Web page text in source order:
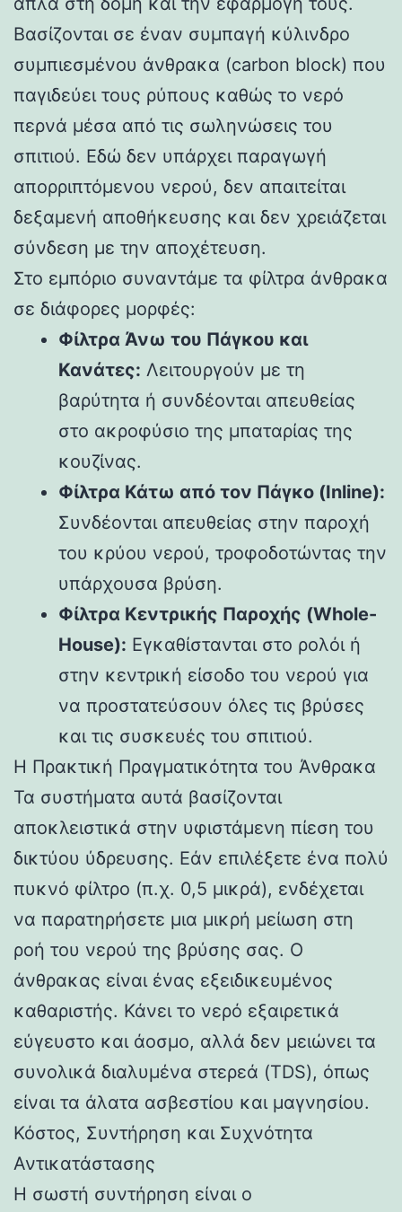
Βασίζονται σε έναν συμπαγή κύλινδρο
συμπιεσμένου άνθρακα (carbon block) που
παγιδεύει τους ρύπους καθώς το νερό
περνά μέσα από τις σωληνώσεις του
σπιτιού. Εδώ δεν υπάρχει παραγωγή
απορριπτόμενου νερού, δεν απαιτείται
δεξαμενή αποθήκευσης και δεν χρειάζεται
σύνδεση με την αποχέτευση.
Στο εμπόριο συναντάμε τα φίλτρα άνθρακα
σε διάφορες μορφές:
Φίλτρα Άνω του Πάγκου και
Κανάτες: Λειτουργούν με τη
βαρύτητα ή συνδέονται απευθείας
στο ακροφύσιο της μπαταρίας της
κουζίνας.
Φίλτρα Κάτω από τον Πάγκο (Inline):
Συνδέονται απευθείας στην παροχή
του κρύου νερού, τροφοδοτώντας την
υπάρχουσα βρύση.
Φίλτρα Κεντρικής Παροχής (Whole-
House): Εγκαθίστανται στο ρολόι ή
στην κεντρική είσοδο του νερού για
να προστατεύσουν όλες τις βρύσες
και τις συσκευές του σπιτιού.
Η Πρακτική Πραγματικότητα του Άνθρακα
Τα συστήματα αυτά βασίζονται
αποκλειστικά στην υφιστάμενη πίεση του
δικτύου ύδρευσης. Εάν επιλέξετε ένα πολύ
πυκνό φίλτρο (π.χ. 0,5 μικρά), ενδέχεται
να παρατηρήσετε μια μικρή μείωση στη
ροή του νερού της βρύσης σας. Ο
άνθρακας είναι ένας εξειδικευμένος
καθαριστής. Κάνει το νερό εξαιρετικά
εύγευστο και άοσμο, αλλά δεν μειώνει τα
συνολικά διαλυμένα στερεά (TDS), όπως
είναι τα άλατα ασβεστίου και μαγνησίου.
Κόστος, Συντήρηση και Συχνότητα
Αντικατάστασης
Η σωστή συντήρηση είναι ο